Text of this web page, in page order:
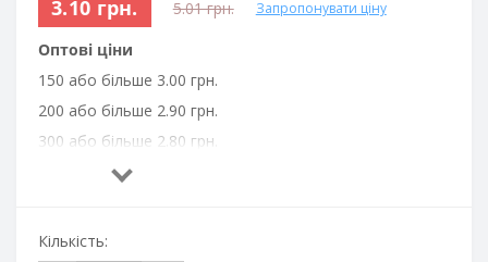
3.10 грн. 5.01 грн. Запропонувати ціну
Оптові ціни
150 або більше 3.00 грн.
200 або більше 2.90 грн.
300 або більше 2.80 грн.
500 або більше 2.70 грн.
Кількість: